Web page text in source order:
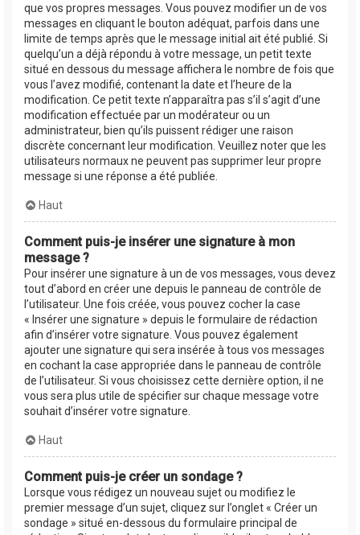
que vos propres messages. Vous pouvez modifier un de vos
messages en cliquant le bouton adéquat, parfois dans une
limite de temps après que le message initial ait été publié. Si
quelqu’un a déjà répondu à votre message, un petit texte
situé en dessous du message affichera le nombre de fois que
vous l’avez modifié, contenant la date et l’heure de la
modification. Ce petit texte n’apparaîtra pas s’il s’agit d’une
modification effectuée par un modérateur ou un
administrateur, bien qu’ils puissent rédiger une raison
discrète concernant leur modification. Veuillez noter que les
utilisateurs normaux ne peuvent pas supprimer leur propre
message si une réponse a été publiée.
Haut
Comment puis-je insérer une signature à mon
message ?
Pour insérer une signature à un de vos messages, vous devez
tout d’abord en créer une depuis le panneau de contrôle de
l’utilisateur. Une fois créée, vous pouvez cocher la case
« Insérer une signature » depuis le formulaire de rédaction
afin d’insérer votre signature. Vous pouvez également
ajouter une signature qui sera insérée à tous vos messages
en cochant la case appropriée dans le panneau de contrôle
de l’utilisateur. Si vous choisissez cette dernière option, il ne
vous sera plus utile de spécifier sur chaque message votre
souhait d’insérer votre signature.
Haut
Comment puis-je créer un sondage ?
Lorsque vous rédigez un nouveau sujet ou modifiez le
premier message d’un sujet, cliquez sur l’onglet « Créer un
sondage » situé en-dessous du formulaire principal de